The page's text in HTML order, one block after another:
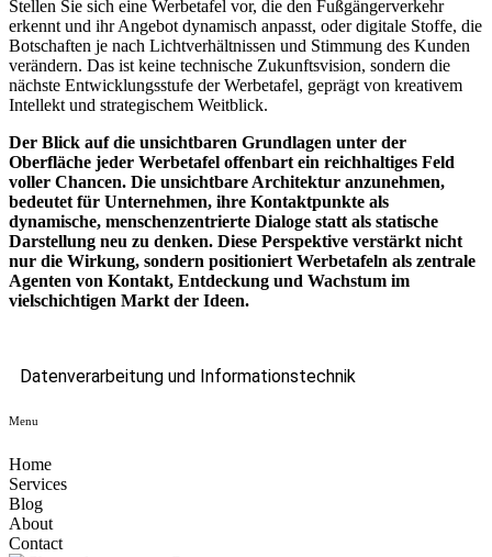
Stellen Sie sich eine Werbetafel vor, die den Fußgängerverkehr
erkennt und ihr Angebot dynamisch anpasst, oder digitale Stoffe, die
Botschaften je nach Lichtverhältnissen und Stimmung des Kunden
verändern. Das ist keine technische Zukunftsvision, sondern die
nächste Entwicklungsstufe der Werbetafel, geprägt von kreativem
Intellekt und strategischem Weitblick.
Der Blick auf die unsichtbaren Grundlagen unter der
Oberfläche jeder Werbetafel offenbart ein reichhaltiges Feld
voller Chancen. Die unsichtbare Architektur anzunehmen,
bedeutet für Unternehmen, ihre Kontaktpunkte als
dynamische, menschenzentrierte Dialoge statt als statische
Darstellung neu zu denken. Diese Perspektive verstärkt nicht
nur die Wirkung, sondern positioniert Werbetafeln als zentrale
Agenten von Kontakt, Entdeckung und Wachstum im
vielschichtigen Markt der Ideen.
Datenverarbeitung und Informationstechnik
Menu
Home
Services
Blog
About
Contact